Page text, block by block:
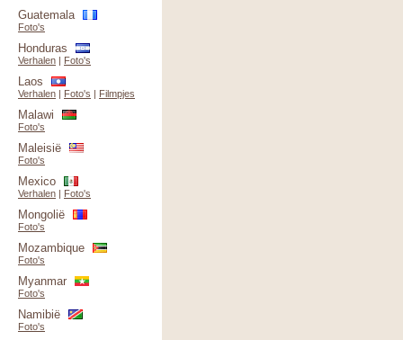
Guatemala
Foto's
Honduras
Verhalen | Foto's
Laos
Verhalen | Foto's | Filmpjes
Malawi
Foto's
Maleisië
Foto's
Mexico
Verhalen | Foto's
Mongolië
Foto's
Mozambique
Foto's
Myanmar
Foto's
Namibië
Foto's